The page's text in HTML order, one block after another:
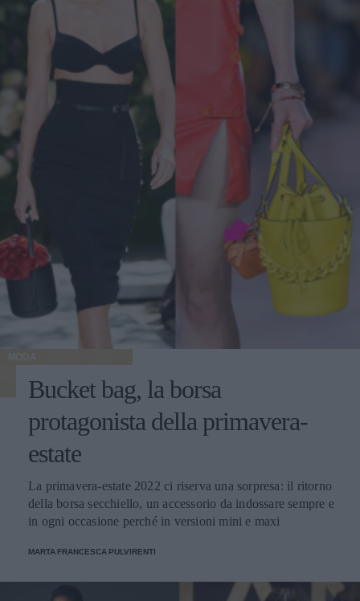
MODA
Bucket bag, la borsa
protagonista della primavera-
estate
La primavera-estate 2022 ci riserva una sorpresa: il ritorno
della borsa secchiello, un accessorio da indossare sempre e
in ogni occasione perché in versioni mini e maxi
MARTA FRANCESCA PULVIRENTI